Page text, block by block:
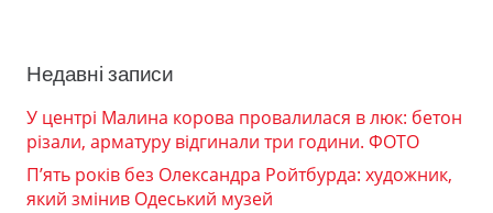
Недавні записи
У центрі Малина корова провалилася в люк: бетон
різали, арматуру відгинали три години. ФОТО
П’ять років без Олександра Ройтбурда: художник,
який змінив Одеський музей